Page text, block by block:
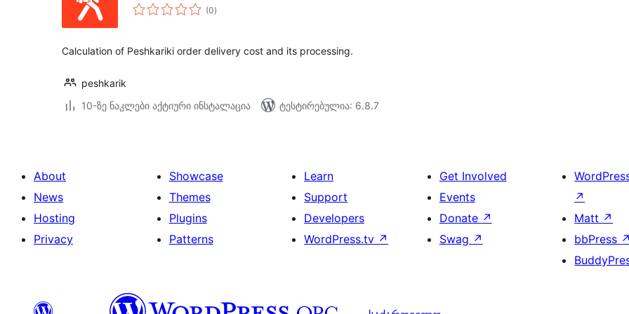
(0საერთო
რეიტინგი
)
Calculation of Peshkariki order delivery cost and its processing.
peshkarik
10-ზე ნაკლები აქტიური ინსტალაცია
ტესტირებულია: 6.8.7
About
News
Hosting
Privacy
Showcase
Themes
Plugins
Patterns
Learn
Support
Developers
WordPress.tv ↗
Get Involved
Events
Donate ↗
Swag ↗
↗
Matt ↗
bbPress ↗